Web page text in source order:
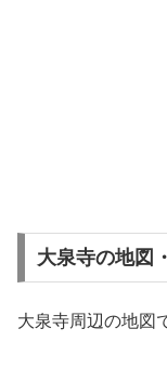
大泉寺の地図
大泉寺周辺の地図